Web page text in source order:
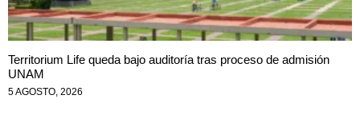
Territorium Life queda bajo auditoría tras proceso de admisión
UNAM
5 AGOSTO, 2026